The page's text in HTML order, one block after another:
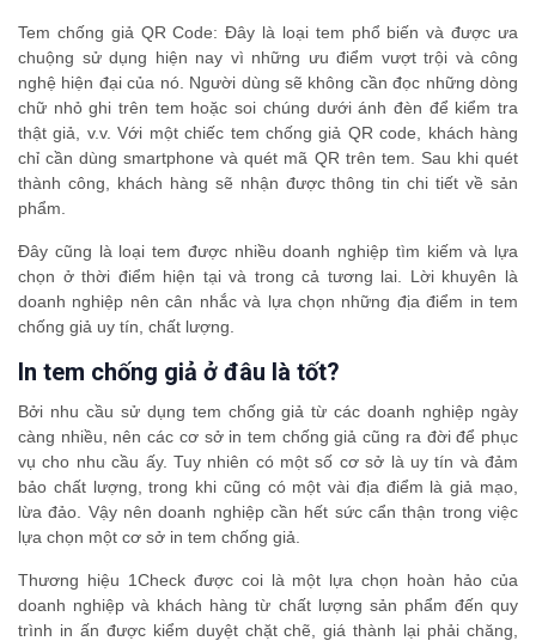
Tem chống giả QR Code: Đây là loại tem phổ biến và được ưa
chuộng sử dụng hiện nay vì những ưu điểm vượt trội và công
nghệ hiện đại của nó. Người dùng sẽ không cần đọc những dòng
chữ nhỏ ghi trên tem hoặc soi chúng dưới ánh đèn để kiểm tra
thật giả, v.v. Với một chiếc tem chống giả QR code, khách hàng
chỉ cần dùng smartphone và quét mã QR trên tem. Sau khi quét
thành công, khách hàng sẽ nhận được thông tin chi tiết về sản
phẩm.
Đây cũng là loại tem được nhiều doanh nghiệp tìm kiếm và lựa
chọn ở thời điểm hiện tại và trong cả tương lai. Lời khuyên là
doanh nghiệp nên cân nhắc và lựa chọn những địa điểm in tem
chống giả uy tín, chất lượng.
In tem chống giả ở đâu là tốt?
Bởi nhu cầu sử dụng tem chống giả từ các doanh nghiệp ngày
càng nhiều, nên các cơ sở in tem chống giả cũng ra đời để phục
vụ cho nhu cầu ấy. Tuy nhiên có một số cơ sở là uy tín và đảm
bảo chất lượng, trong khi cũng có một vài địa điểm là giả mạo,
lừa đảo. Vậy nên doanh nghiệp cần hết sức cẩn thận trong việc
lựa chọn một cơ sở in tem chống giả.
Thương hiệu 1Check được coi là một lựa chọn hoàn hảo của
doanh nghiệp và khách hàng từ chất lượng sản phẩm đến quy
trình in ấn được kiểm duyệt chặt chẽ, giá thành lại phải chăng,